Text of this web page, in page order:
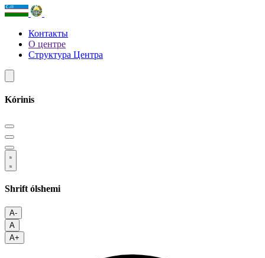
Контакты
О центре
Структура Центра
Kórinis
Shrift ólshemi
A-
A
A+